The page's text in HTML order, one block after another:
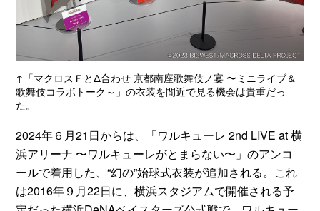
↑「マクロスＦとΔ合わせ 京都南座歌舞伎ノ宴 〜ミニライブ＆
歌舞伎コラボトーク～」の衣装を間近で見る機会は貴重だっ
た。
2024年６月21日からは、「ワルキューレ 2nd LIVE at 横
浜アリーナ 〜ワルキューレがとまらない〜」のアンコ
ールで着用した、“幻の”始球式衣装が追加される。これ
は2016年９月22日に、横浜スタジアムで開催される予